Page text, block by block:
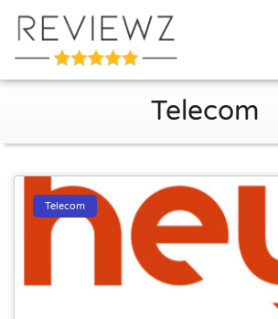
Telecom
Telecom